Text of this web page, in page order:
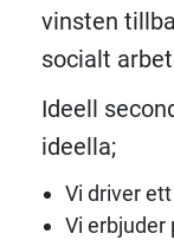
vinsten
socialt
Ideell
ideella;
Vi driver
Vi erbjuder